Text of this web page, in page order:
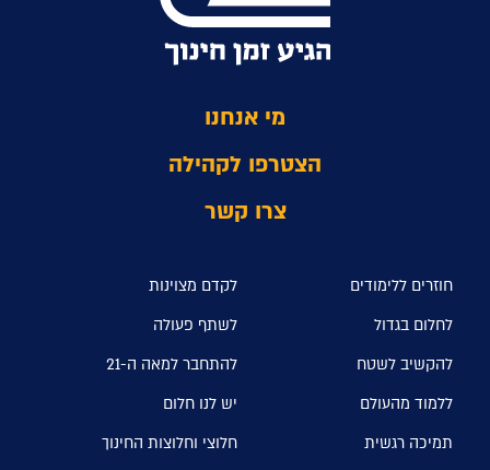
מי אנחנו
הצטרפו לקהילה
צרו קשר
חוזרים ללימודים
לקדם מצוינות
לחלום בגדול
לשתף פעולה
להקשיב לשטח
להתחבר למאה ה-21
ללמוד מהעולם
יש לנו חלום
תמיכה רגשית
חלוצי וחלוצות החינוך